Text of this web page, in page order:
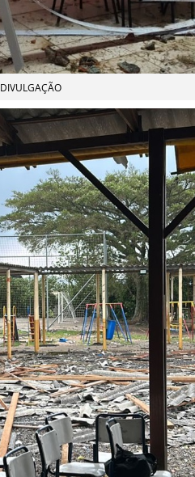
DIVULGAÇÃO